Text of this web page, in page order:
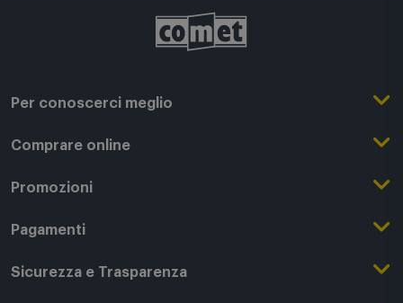
Per conoscerci meglio
Il Gruppo Comet
Punti di forza
Comprare online
Registrati su Comet
Acquista Online
Promozioni
Outlet
Black Friday
Pagamenti
Modalità di pagamento
Sicurezza e Trasparenza